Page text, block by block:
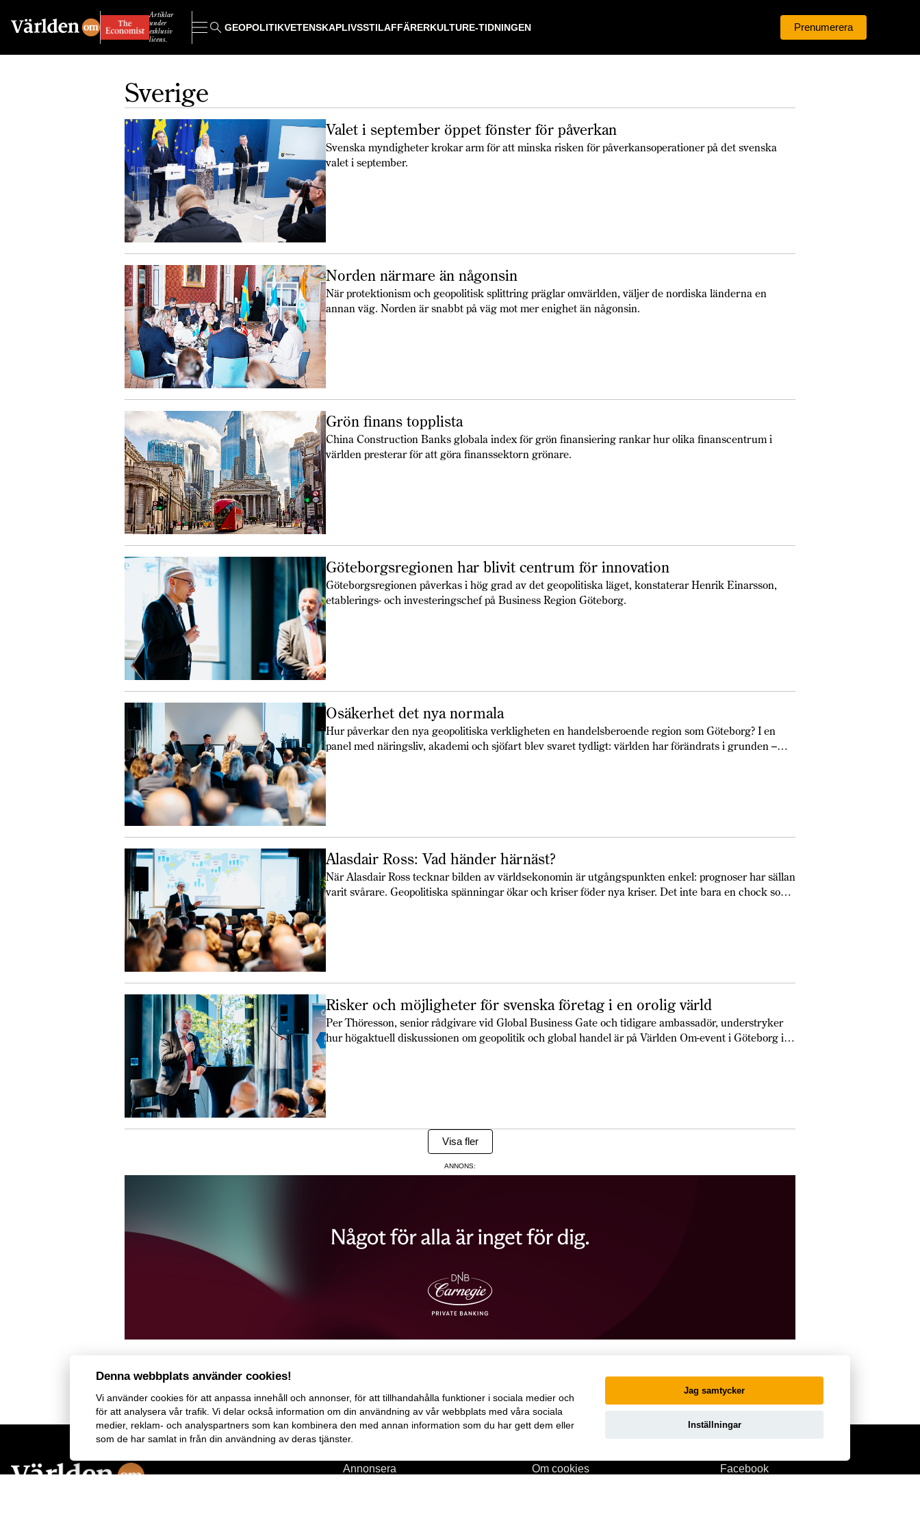
Artiklar
under
exklusiv
licens.
GEOPOLITIKVETENSKAPLIVSSTILAFFÄRERKULTURE-TIDNINGEN Prenumerera
Sverige
Valet i september öppet fönster för påverkan
Svenska myndigheter krokar arm för att minska risken för påverkansoperationer på det svenska
valet i september.
Norden närmare än någonsin
När protektionism och geopolitisk splittring präglar omvärlden, väljer de nordiska länderna en
annan väg. Norden är snabbt på väg mot mer enighet än någonsin.
Grön finans topplista
China Construction Banks globala index för grön finansiering rankar hur olika finanscentrum i
världen presterar för att göra finanssektorn grönare.
Göteborgsregionen har blivit centrum för innovation
Göteborgsregionen påverkas i hög grad av det geopolitiska läget, konstaterar Henrik Einarsson,
etablerings- och investeringschef på Business Region Göteborg.
Osäkerhet det nya normala
Hur påverkar den nya geopolitiska verkligheten en handelsberoende region som Göteborg? I en
panel med näringsliv, akademi och sjöfart blev svaret tydligt: världen har förändrats i grunden –
Alasdair Ross: Vad händer härnäst?
När Alasdair Ross tecknar bilden av världsekonomin är utgångspunkten enkel: prognoser har sällan
varit svårare. Geopolitiska spänningar ökar och kriser föder nya kriser. Det inte bara en chock som
Risker och möjligheter för svenska företag i en orolig värld
Per Thöresson, senior rådgivare vid Global Business Gate och tidigare ambassadör, understryker
hur högaktuell diskussionen om geopolitik och global handel är på Världen Om-event i Göteborg i
Visa fler
ANNONS:
Annonsera
Om cookies
Facebook
Denna webbplats använder cookies!
Vi användercookies för att anpassa innehåll och annonser, för att tillhandahålla funktioner i sociala medier och
för att analysera vår trafik. Vi delar också information om din användning av vår webbplats med våra sociala
medier, reklam- och analyspartners som kan kombinera den med annan information som du har gett dem eller
som de har samlat in från din användning av deras tjänster.
Jag samtycker
Inställningar